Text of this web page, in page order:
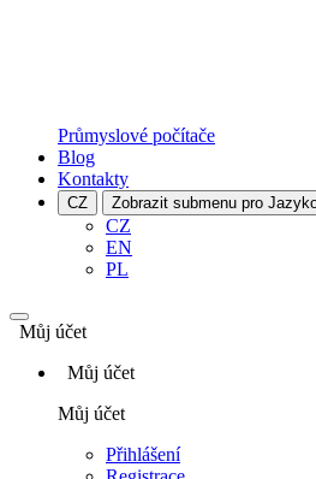
Průmyslové počítače
Blog
Kontakty
CZ Zobrazit submenu pro
CZ
EN
PL
Můj účet
Můj účet
Můj účet
Přihlášení